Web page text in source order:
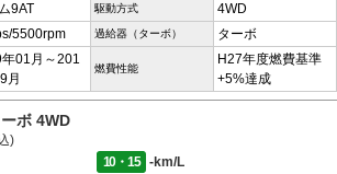
9AT 駆動方式 4WD
5500rpm 過給器（ターボ） ターボ
01月～201
月
燃費性能
H27年度燃費基準
+5%達成
ボ 4WD
)
10・15
-km/L